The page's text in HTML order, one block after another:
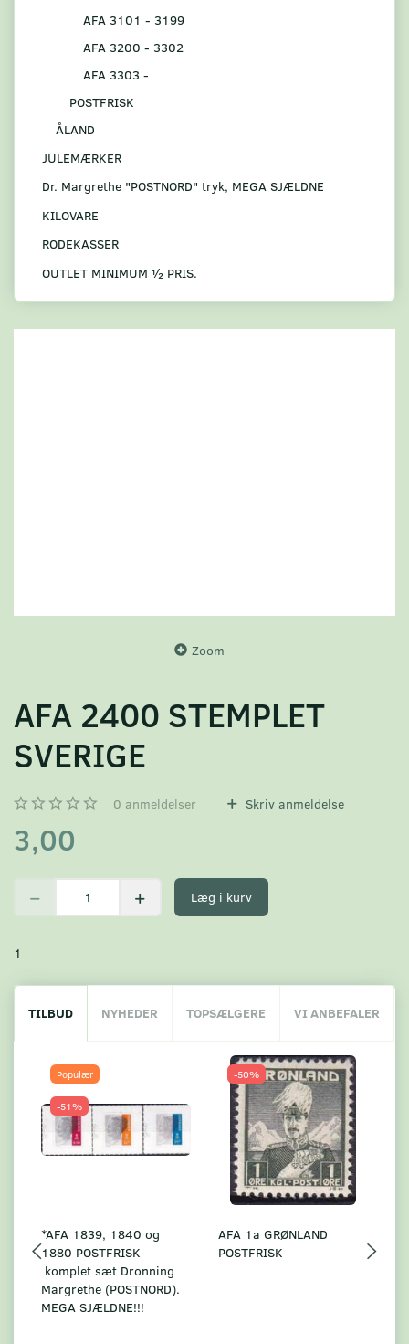
AFA 3101 - 3199
AFA 3200 - 3302
AFA 3303 -
POSTFRISK
ÅLAND
JULEMÆRKER
Dr. Margrethe "POSTNORD" tryk, MEGA SJÆLDNE
KILOVARE
RODEKASSER
OUTLET MINIMUM ½ PRIS.
Zoom
AFA 2400 STEMPLET
SVERIGE
0 anmeldelser Skriv anmeldelse
3,00
Læg i kurv
1
TILBUD NYHEDER TOPSÆLGERE VI ANBEFALER
Populær
-51%
*AFA 1839, 1840 og
1880 POSTFRISK
komplet sæt Dronning
Margrethe (POSTNORD).
MEGA SJÆLDNE!!!
-50%
AFA 1a GRØNLAND
POSTFRISK